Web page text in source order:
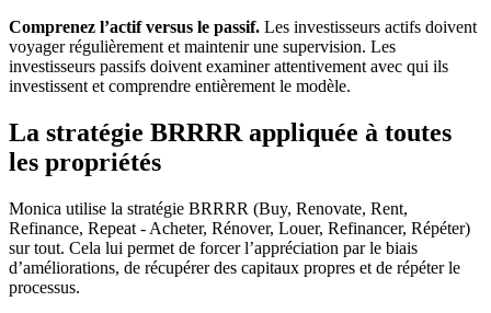
Comprenez l’actif versus le passif. Les investisseurs actifs doivent
voyager régulièrement et maintenir une supervision. Les
investisseurs passifs doivent examiner attentivement avec qui ils
investissent et comprendre entièrement le modèle.
La stratégie BRRRR appliquée à toutes
les propriétés
Monica utilise la stratégie BRRRR (Buy, Renovate, Rent,
Refinance, Repeat - Acheter, Rénover, Louer, Refinancer, Répéter)
sur tout. Cela lui permet de forcer l’appréciation par le biais
d’améliorations, de récupérer des capitaux propres et de répéter le
processus.